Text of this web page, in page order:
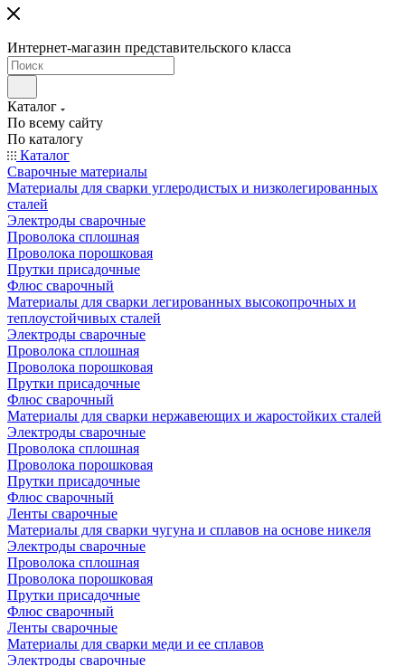
Интернет-магазин представительского класса
Каталог
По всему сайту
По каталогу
Каталог
Сварочные материалы
Материалы для сварки углеродистых и низколегированных
сталей
Электроды сварочные
Проволока сплошная
Проволока порошковая
Прутки присадочные
Флюс сварочный
Материалы для сварки легированных высокопрочных и
теплоустойчивых сталей
Электроды сварочные
Проволока сплошная
Проволока порошковая
Прутки присадочные
Флюс сварочный
Материалы для сварки нержавеющих и жаростойких сталей
Электроды сварочные
Проволока сплошная
Проволока порошковая
Прутки присадочные
Флюс сварочный
Ленты сварочные
Материалы для сварки чугуна и сплавов на основе никеля
Электроды сварочные
Проволока сплошная
Проволока порошковая
Прутки присадочные
Флюс сварочный
Ленты сварочные
Материалы для сварки меди и ее сплавов
Электроды сварочные